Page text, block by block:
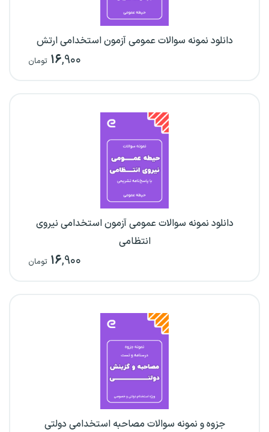
دانلود نمونه سوالات عمومی آزمون استخدامی ارتش
۱۶,۹۰۰ تومان
دانلود نمونه سوالات عمومی آزمون استخدامی نیروی
انتظامی
۱۶,۹۰۰ تومان
جزوه و نمونه سوالات مصاحبه استخدامی دولتی